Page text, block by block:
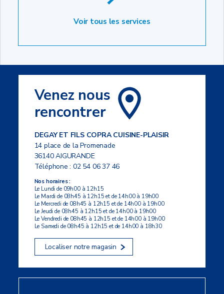
Voir tous les services
Venez nous
rencontrer
DEGAY ET FILS COPRA CUISINE-PLAISIR
14 place de la Promenade
36140 AIGURANDE
Téléphone :02 54 06 37 46
Nos horaires :
Le Lundi de 09h00 à 12h15
Le Mardi de 08h45 à 12h15 et de 14h00 à 19h00
Le Mercredi de 08h45 à 12h15 et de 14h00 à 19h00
Le Jeudi de 08h45 à 12h15 et de 14h00 à 19h00
Le Vendredi de 08h45 à 12h15 et de 14h00 à 19h00
Le Samedi de 08h45 à 12h15 et de 14h00 à 18h30
Localiser notre magasin